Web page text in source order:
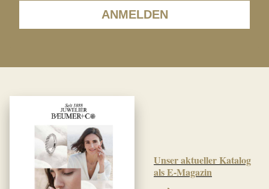
ANMELDEN
Unser aktueller Katalog
als E-Magazin